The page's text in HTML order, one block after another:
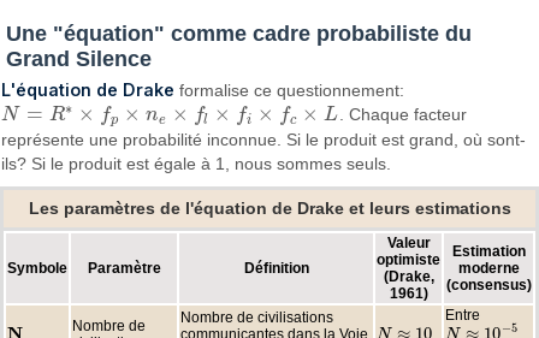
Une "équation" comme cadre probabiliste du
Grand Silence
L'équation de Drake formalise ce questionnement:
N = R∗ × fp × ne × fl × fi × fc × L
N= R∗×fp ×n ×fl ×fi ×fc× L
. Chaque facteur
représente une probabilité inconnue. Si le produit est grand, où sont-
ils? Si le produit est égale à 1, nous sommes seuls.
Les paramètres de l'équation de Drake et leurs estimations
Symbole Paramètre Définition
Valeur
optimiste
(Drake,
1961)
Estimation
moderne
(consensus)
N
Nombre de
Nombre de civilisations
communicantes dans la Voie
N ≈ 10
Entre
−5